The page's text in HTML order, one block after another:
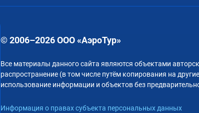
© 2006–2026 ООО «АэроТур»
Все материалы данного сайта являются объектами
распространение (в том числе путём копирования на
использование информации и объектов без
Информация о правах субъекта персональных данных